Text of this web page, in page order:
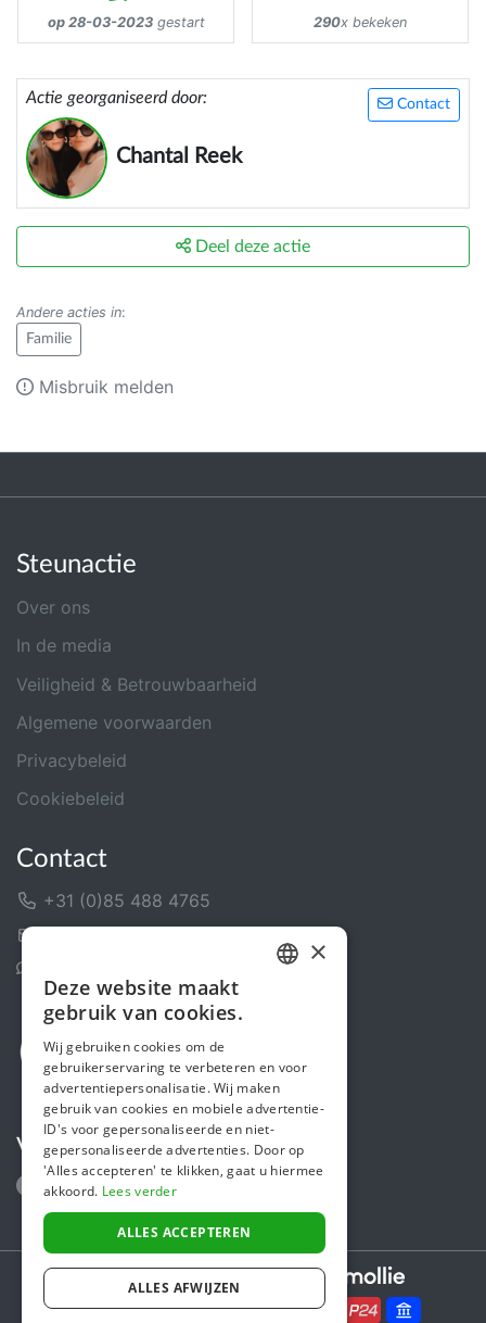
op 28-03-2023gestart 290x bekeken
Contact
Actie georganiseerd door:
Chantal Reek
Deel deze actie
Andere acties in:
Familie
Misbruik melden
Steunactie
Over ons
In de media
Veiligheid & Betrouwbaarheid
Algemene voorwaarden
Privacybeleid
Cookiebeleid
Contact
+31 (0)85 488 4765
Volg ons
Secure payments powered by
ENGLISH
×
Deze website maakt
gebruik van cookies.
Wij gebruiken cookies om de
gebruikerservaring te verbeteren en voor
advertentiepersonalisatie. Wij maken
gebruik van cookies en mobiele advertentie-
ID's voor gepersonaliseerde en niet-
gepersonaliseerde advertenties. Door op
'Alles accepteren' te klikken, gaat u hiermee
akkoord. Lees verder
ALLES ACCEPTEREN
ALLES AFWIJZEN